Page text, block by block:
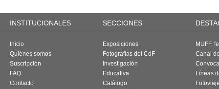
INSTITUCIONALES SECCIONES
Inicio
Quiénes somos
Suscripción
FAQ
Contacto
Exposiciones
Fotografías del CdF
Investigación
Educativa
Catálogo
MUFF,
Canal
Líneas